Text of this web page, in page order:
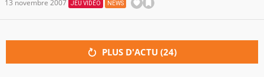
13 novembre 2007 JEU VIDÉO NEWS
PLUS D'ACTU (24)